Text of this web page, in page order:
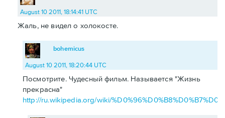
August 10 2011, 18:14:41 UTC
Жаль, не видел о холокосте.
bohemicus
August 10 2011, 18:20:44 UTC
Посмотрите. Чудесный фильм. Называется "Жизнь
прекрасна"
http://ru.wikipedia.org/wiki/